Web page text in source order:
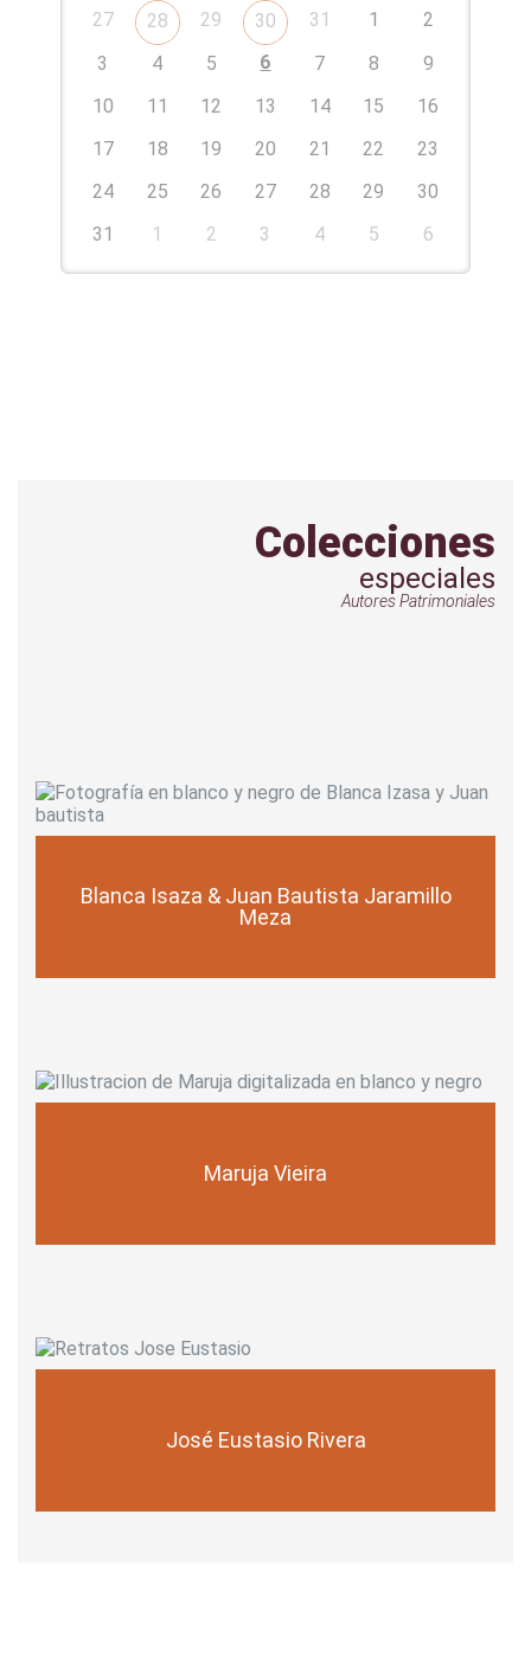
27
28 29 30 31 1
2
3
4 5 6 7 8
9
10
11 12 13 14 15
16
17
18 19 20 21 22
23
24
25 26 27 28 29
30
31
1 2 3 4 5 6
Colecciones
especiales
Autores Patrimoniales
Blanca Isaza & Juan Bautista Jaramillo
Meza
Maruja Vieira
José Eustasio Rivera